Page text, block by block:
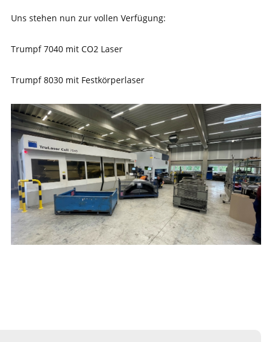
Uns stehen nun zur vollen Verfügung:
Trumpf 7040 mit CO2 Laser
Trumpf 8030 mit Festkörperlaser